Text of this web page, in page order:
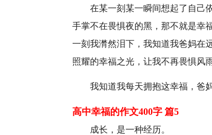
在某一刻某一瞬间想起了自己
手掌不在畏惧夜的黑，那不就是幸
一刻我潸然泪下，我知道我爸妈在
照耀的幸福之光，让我不再畏惧风
我知道我每天拥抱这幸福，爸
高中幸福的作文400字 篇5
成长，是一种经历。